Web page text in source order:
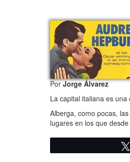
PorJorge Álvarez
La capital italiana es
Alberga, como pocas,
lugares en los que